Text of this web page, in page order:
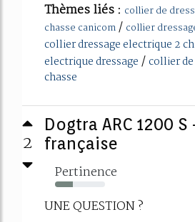
Thèmes liés : collier de
chasse canicom/ collier
collier dressage electrique 2
electrique dressage / collier
chasse
2
Dogtra ARC 1200
française
Pertinence
36%
UNE QUESTION ?